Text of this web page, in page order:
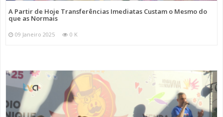
A Partir de Hoje Transferências Imediatas Custam o Mesmo do
que as Normais
09 Janeiro 2025 0 K